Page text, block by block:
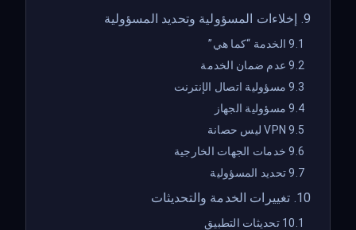
9. إخلاءات المسؤولية وتحديد المسؤولية
9.1 الخدمة “كما هي”
9.2 عدم ضمان الخدمة
9.3 مسؤولية اتصال الإنترنت
9.4 مسؤولية الجهاز
9.5 VPN ليس حصانة
9.6 خدمات الجهات الخارجية
9.7 تحديد المسؤولية
10. تغييرات الخدمة والتحديثات
10.1 تحديثات التطبيق